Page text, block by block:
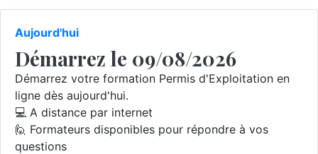
Aujourd'hui
Démarrez le 09/08/2026
Démarrez votre formation Permis d'Exploitation en
ligne dès aujourd'hui.
💻 A distance par internet
🙋 Formateurs disponibles pour répondre à vos
questions